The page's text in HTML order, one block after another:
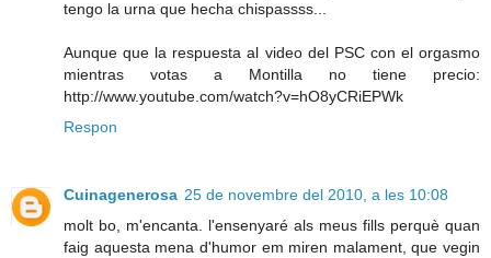
tengo la urna que hecha chispassss...
Aunque que la respuesta al video del PSC con el orgasmo
mientras votas a Montilla no tiene precio:
http://www.youtube.com/watch?v=hO8yCRiEPWk
Respon
Cuinagenerosa 25 de novembre del 2010, a les 10:08
molt bo, m'encanta. l'ensenyaré als meus fills perquè quan
faig aquesta mena d'humor em miren malament, que vegin